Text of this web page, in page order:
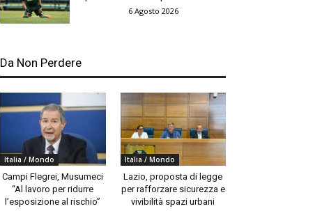
6 Agosto 2026
Da Non Perdere
Italia / Mondo
Campi Flegrei, Musumeci
“Al lavoro per ridurre
l’esposizione al rischio”
Italia / Mondo
Lazio, proposta di legge
per rafforzare sicurezza e
vivibilità spazi urbani